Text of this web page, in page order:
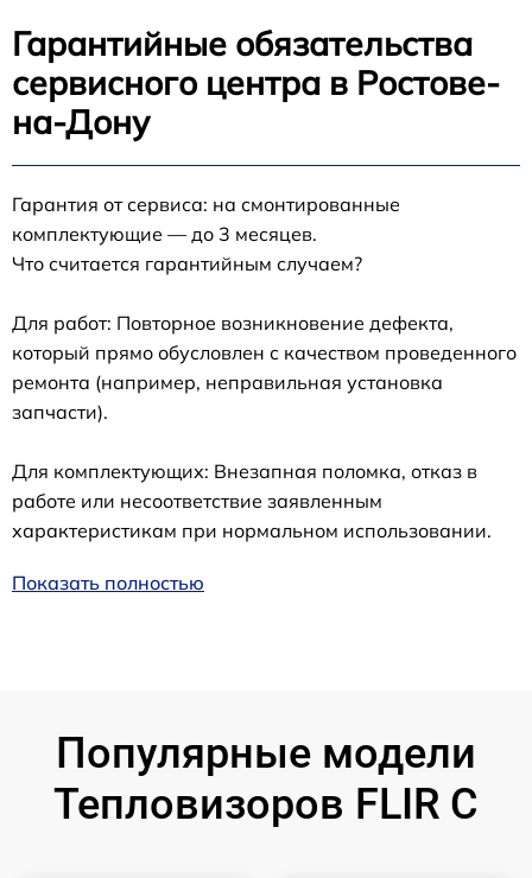
Гарантийные обязательства
сервисного центра в Ростове-
на-Дону
Гарантия от сервиса: на смонтированные
комплектующие — до 3 месяцев.
Что считается гарантийным случаем?
Для работ: Повторное возникновение дефекта,
который прямо обусловлен с качеством проведенного
ремонта (например, неправильная установка
запчасти).
Для комплектующих: Внезапная поломка, отказ в
работе или несоответствие заявленным
характеристикам при нормальном использовании.
Показать полностью
Популярные модели
Тепловизоров FLIR C